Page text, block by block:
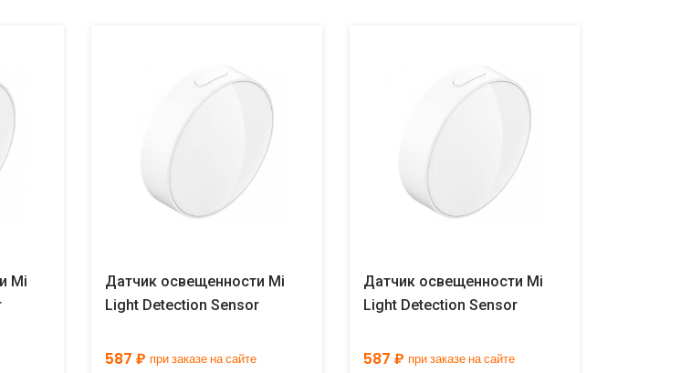
Mi
Датчик освещенности Mi
Light Detection Sensor
587 ₽ при заказе на сайте
Датчик освещенности Mi
Light Detection Sensor
587 ₽ при заказе на сайте